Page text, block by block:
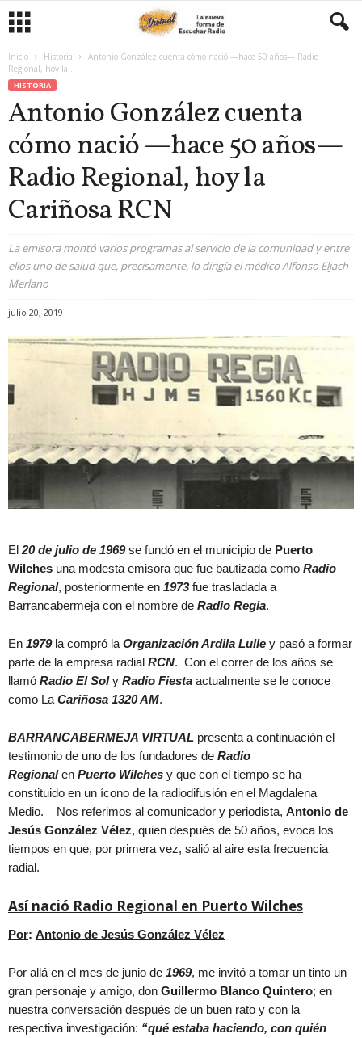
Inicio Historia
Antonio González cuenta cómo nació —hace 50 años— Radio
Regional, hoy la...
HISTORIA
Antonio González cuenta
cómo nació —hace 50 años—
Radio Regional, hoy la
Cariñosa RCN
La emisora montó varios programas al servicio de la comunidad y entre
ellos uno de salud que, precisamente, lo dirigía el médico Alfonso Eljach
Merlano
julio 20, 2019
El 20 de julio de 1969se fundó en el municipio de Puerto
Wilches una modesta emisora que fue bautizada como Radio
Regional, posteriormente en 1973fue trasladada a
Barrancabermeja con el nombre de Radio Regia.
En 1979la compró la Organización Ardila Lulle y pasó a formar
parte de la empresa radial RCN. Con el correr de los años se
llamó Radio El Soly Radio Fiesta actualmente se le conoce
como La Cariñosa 1320 AM.
BARRANCABERMEJA VIRTUAL presenta a continuación el
testimonio de uno de los fundadores de Radio
Regionalen Puerto Wilches y que con el tiempo se ha
constituido en un ícono de la radiodifusión en el Magdalena
Medio. Nos referimos al comunicador y periodista, Antonio de
Jesús González Vélez, quien después de 50 años, evoca los
tiempos en que, por primera vez, salió al aire esta frecuencia
radial.
Así nació Radio Regional en Puerto Wilches
Por: Antonio de Jesús González Vélez
Por allá en el mes de junio de 1969, me invitó a tomar un tinto un
gran personaje y amigo, don Guillermo Blanco Quintero; en
nuestra conversación después de un buen rato y con la
respectiva investigación: “qué estaba haciendo, con quién